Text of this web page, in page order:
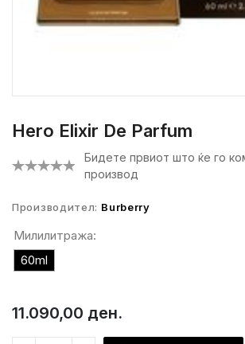
Hero Elixir De Parfum
Бидете првиот што ќе го
производ
Производител: Burberry
Милилитража:
60ml
11.090,00 ден.